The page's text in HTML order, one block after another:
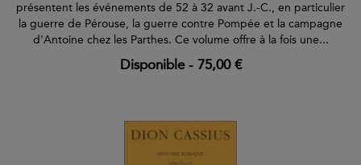
présentent les événements de 52 à 32 avant J.-C., en particulier
la guerre de Pérouse, la guerre contre Pompée et la campagne
d'Antoine chez les Parthes. Ce volume offre à la fois une...
Disponible- 75,00 €